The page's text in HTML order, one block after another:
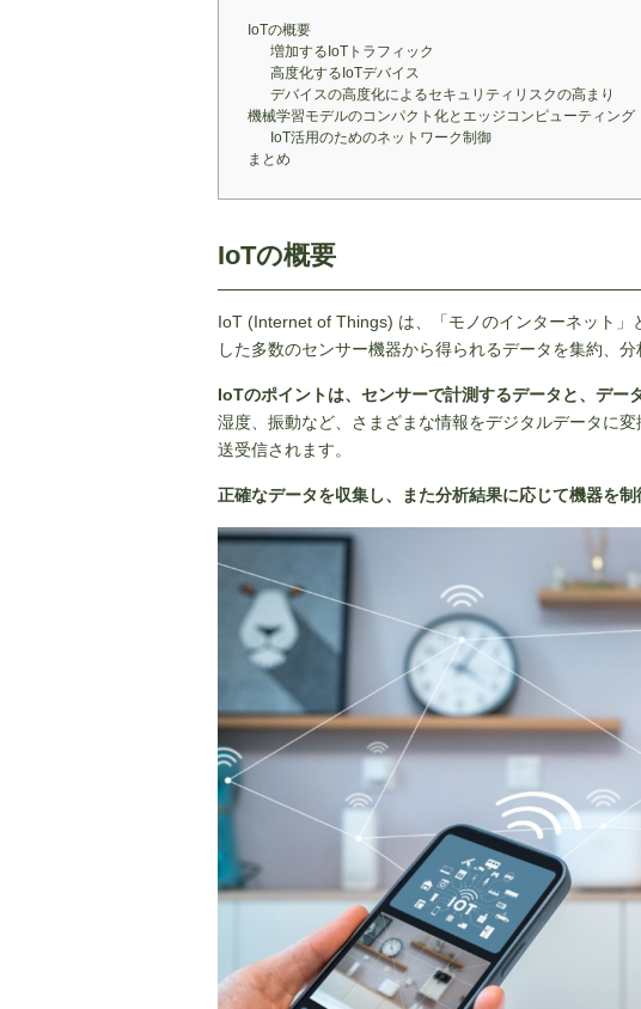
IoTの概要
増加するIoTトラフィック
高度化するIoTデバイス
デバイスの高度化によるセキュリティリスクの高まり
機械学習モデルのコンパクト化とエッジコンピューティング
IoT活用のためのネットワーク制御
まとめ
IoTの概要
IoT (Internet of Things) は、「モノのインターネット
した多数のセンサー機器から得られるデータを集約、分
IoTのポイントは、センサーで計測するデータと、デー
湿度、振動など、さまざまな情報をデジタルデータに
送受信されます。
正確なデータを収集し、また分析結果に応じて機器を